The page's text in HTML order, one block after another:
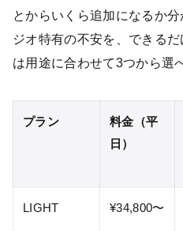
とからいくら追加になるか
ジオ特有の不安を、できる
は用途に合わせて3つから選
プラン
料金（平
日）
LIGHT ¥34,800〜